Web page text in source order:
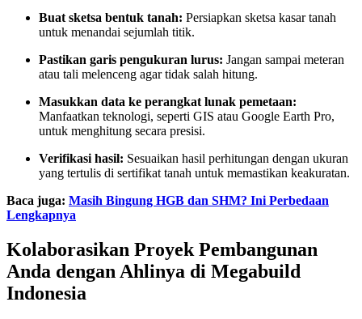
Buat sketsa bentuk tanah: Persiapkan sketsa kasar tanah
untuk menandai sejumlah titik.
Pastikan garis pengukuran lurus: Jangan sampai meteran
atau tali melenceng agar tidak salah hitung.
Masukkan data ke perangkat lunak pemetaan:
Manfaatkan teknologi, seperti GIS atau Google Earth Pro,
untuk menghitung secara presisi.
Verifikasi hasil: Sesuaikan hasil perhitungan dengan ukuran
yang tertulis di sertifikat tanah untuk memastikan keakuratan.
Baca juga: Masih Bingung HGB dan SHM? Ini Perbedaan
Lengkapnya
Kolaborasikan Proyek Pembangunan
Anda dengan Ahlinya di Megabuild
Indonesia